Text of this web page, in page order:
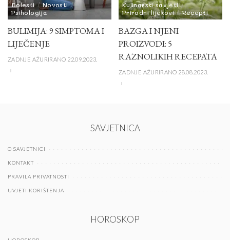
Bolesti
Novosti
Psihologija
BULIMIJA: 9 SIMPTOMA I
LIJEČENJE
ZADNJE AŽURIRANO 22.09.2023.
Kulinarski savjeti
Prirodni lijekovi
Recepti
BAZGA I NJENI
PROIZVODI: 5
RAZNOLIKIH RECEPATA
ZADNJE AŽURIRANO 28.08.2023.
SAVJETNICA
O SAVJETNICI
KONTAKT
PRAVILA PRIVATNOSTI
UVJETI KORIŠTENJA
HOROSKOP